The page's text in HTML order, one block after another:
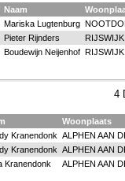
Naam
Mariska Lugtenburg
Pieter Rijnders
RIJSWIJK
Boudewijn Neijenhof RIJSWIJK
4
Woonplaats
Kranendonk ALPHEN AAN
Kranendonk ALPHEN AAN
Kranendonk ALPHEN AAN